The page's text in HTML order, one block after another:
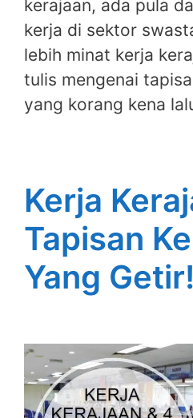
kerajaan, ada pula
kerja di sektor
lebih minat kerja
tulis mengenai
yang korang kena
Kerja
Tapisan
Yang Getir!